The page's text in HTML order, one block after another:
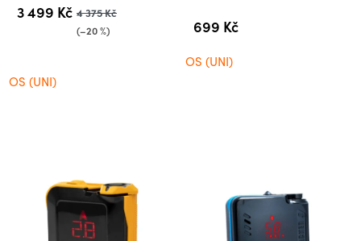
3 499 Kč 4 375 Kč
(–20 %)
OS (UNI)
699 Kč
OS (UNI)